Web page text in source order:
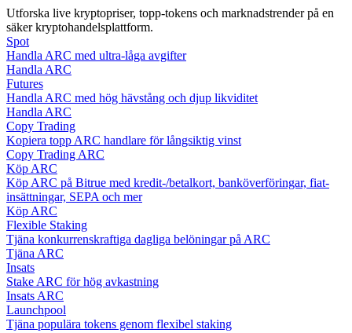
Guide
Futures startguide
Handelsstrategier
Lär dig hur du håller dig lönsam
Utforska live kryptopriser, topp-tokens och marknadstrender på en
säker kryptohandelsplattform.
Spot
Handla ARC med ultra-låga avgifter
Handla ARC
Futures
Handla ARC med hög hävstång och djup likviditet
Handla ARC
Copy Trading
Kopiera topp ARC handlare för långsiktig vinst
Copy Trading ARC
Köp ARC
Köp ARC på Bitrue med kredit-/betalkort, banköverföringar, fiat-
insättningar, SEPA och mer
Köp ARC
Flexible Staking
Tjäna konkurrenskraftiga dagliga belöningar på ARC
Tjäna ARC
Insats
Stake ARC för hög avkastning
Insats ARC
Launchpool
Tjäna populära tokens genom flexibel staking